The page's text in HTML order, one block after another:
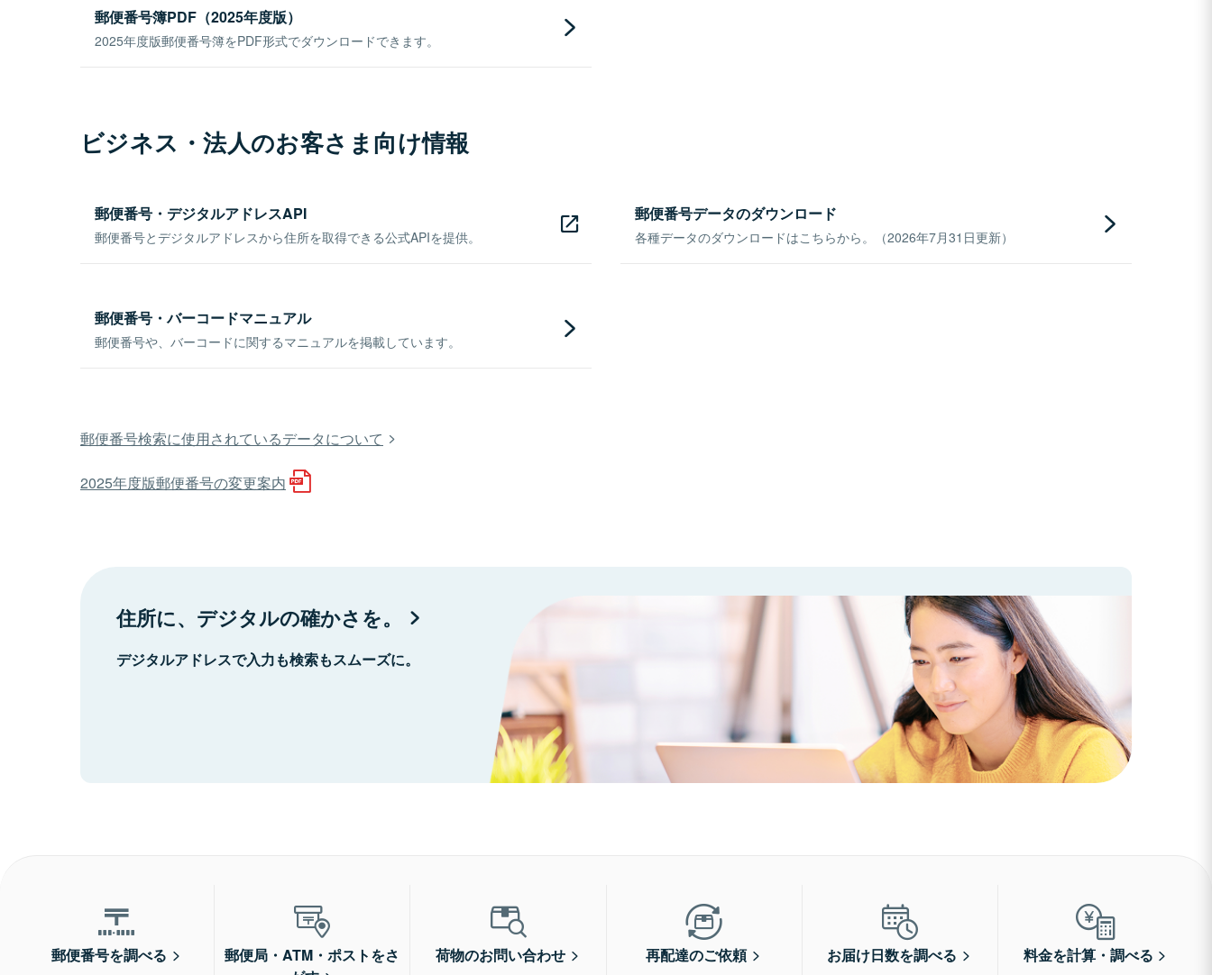
郵便番号簿PDF（2025年度版）
2025年度版郵便番号簿をPDF形式でダウンロードできます。
ビジネス・法人のお客さま向け情報
郵便番号・デジタルアドレスAPI
郵便番号とデジタルアドレスから住所を取得できる公式APIを提供。
郵便番号データのダウンロード
各種データのダウンロードはこちらから。（2026年7月31日更新）
郵便番号・バーコードマニュアル
郵便番号や、バーコードに関するマニュアルを掲載しています。
郵便番号検索に使用されているデータについて
2025年度版郵便番号の変更案内
住所に、デジタルの確かさを。
デジタルアドレスで入力も検索もスムーズに。
郵便番号を調べる
郵便局・ATM・ポストをさ
荷物のお問い合わせ 再配達のご依頼 お届け日数を調べる 料金を計算・調べる